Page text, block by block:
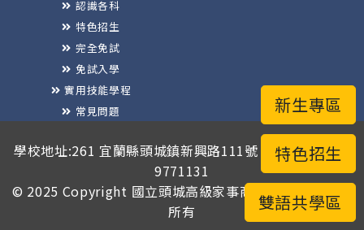
雙語共學區
特色招生
新生專區
認識各科
特色招生
完全免試
免試入學
實用技能學程
常見問題
學校地址:261 宜蘭縣頭城鎮新興路111號 / 電話總機:03-
9771131
© 2025 Copyright 國立頭城高級家事商業職業學校版權
所有